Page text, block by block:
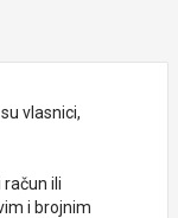
vlasnici,
ili
i brojnim